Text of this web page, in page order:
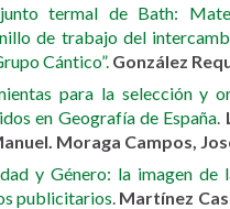
termal de Bath:
de trabajo del
Cántico”. González
para la selección y
en Geografía de España
Moraga Campos,
y Género: la imagen de
publicitarios Martínez